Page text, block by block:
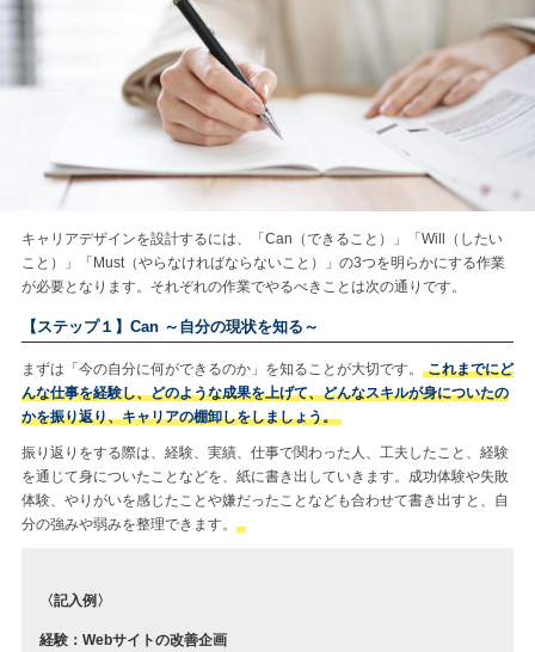
キャリアデザインを設計するには、「Can（できること）」「Will（したい
こと）」「Must（やらなければならないこと）」の3つを明らかにする作業
が必要となります。それぞれの作業でやるべきことは次の通りです。
【ステップ１】Can ～自分の現状を知る～
まずは「今の自分に何ができるのか」を知ることが大切です。
これまでにど
んな仕事を経験し、どのような成果を上げて、どんなスキルが身についたの
かを振り返り、キャリアの棚卸しをしましょう。
振り返りをする際は、経験、実績、仕事で関わった人、工夫したこと、経験
を通じて身についたことなどを、紙に書き出していきます。成功体験や失敗
体験、やりがいを感じたことや嫌だったことなども合わせて書き出すと、自
分の強みや弱みを整理できます。
〈記入例〉
経験：Webサイトの改善企画